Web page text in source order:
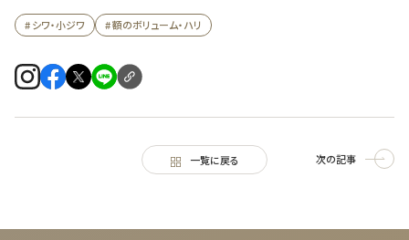
# シワ・小ジワ # 額のボリューム・ハリ
一覧に戻る 次の記事